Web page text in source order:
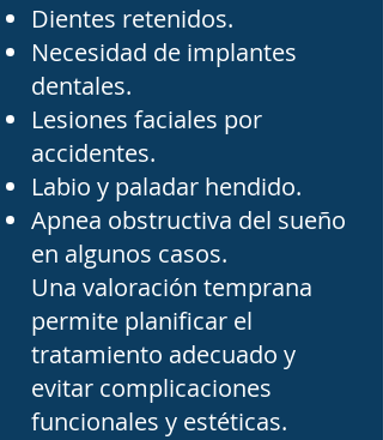
especialista puede realizar
injertos óseos o
procedimientos de
regeneración que
permitan posteriormente
la colocación de los
implantes.
Los quistes y tumores de
los maxilares requieren un
diagnóstico preciso y un
Dientes retenidos.
Necesidad de implantes
dentales.
Lesiones faciales por
accidentes.
Labio y paladar hendido.
Apnea obstructiva del sueño
en algunos casos.
Una valoración temprana
permite planificar el
tratamiento adecuado y
evitar complicaciones
funcionales y estéticas.